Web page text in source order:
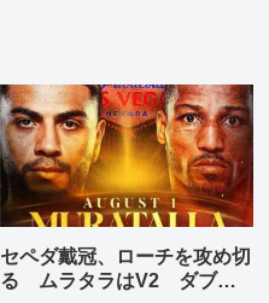
セペダ戴冠、ローチを攻め切
る ムラタラはV2 ダブル